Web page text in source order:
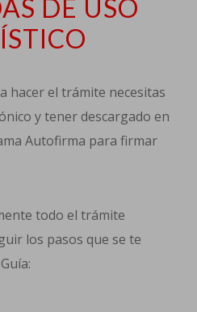
DE USO
hacer el trámite necesitas
y tener descargado en
Autofirma para firmar
todo el trámite
los pasos que se te